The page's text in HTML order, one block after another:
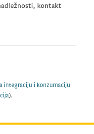
kontakt
integraciju i konzumaciju
).